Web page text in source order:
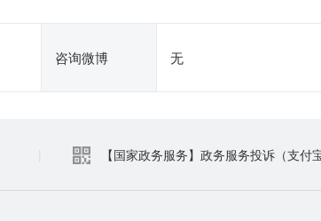
咨询微博 无
【国家政务服务】政务服务投诉（支付